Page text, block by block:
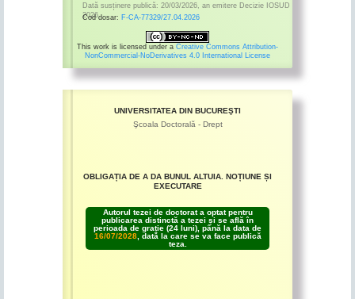
Dată susținere publică: 20/03/2026, an emitere Decizie IOSUD
2026
Cod dosar: F-CA-77329/27.04.2026
This work is licensed under a Creative Commons Attribution-
NonCommercial-NoDerivatives 4.0 International License
UNIVERSITATEA DIN BUCUREŞTI
Şcoala Doctorală - Drept
OBLIGAȚIA DE A DA BUNUL ALTUIA. NOȚIUNE ȘI
EXECUTARE
Autorul tezei de doctorat a optat pentru
publicarea distinctă a tezei și se află în
perioada de grație (24 luni), până la data de
16/07/2028, dată la care se va face publică
teza.